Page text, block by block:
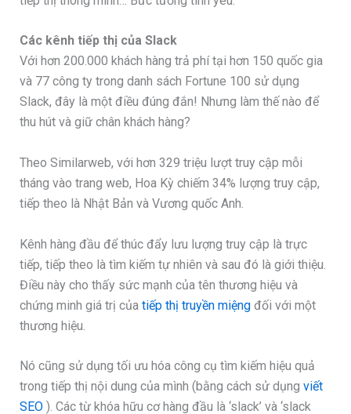
Các kênh tiếp thị của Slack
Với hơn 200.000 khách hàng trả phí tại hơn 150 quốc gia
và 77 công ty trong danh sách Fortune 100 sử dụng
Slack, đây là một điều đúng đắn! Nhưng làm thế nào để
thu hút và giữ chân khách hàng?
Theo Similarweb, với hơn 329 triệu lượt truy cập mỗi
tháng vào trang web, Hoa Kỳ chiếm 34% lượng truy cập,
tiếp theo là Nhật Bản và Vương quốc Anh.
Kênh hàng đầu để thúc đẩy lưu lượng truy cập là trực
tiếp, tiếp theo là tìm kiếm tự nhiên và sau đó là giới thiệu.
Điều này cho thấy sức mạnh của tên thương hiệu và
chứng minh giá trị của tiếp thị truyền miệng đối với một
thương hiệu.
Nó cũng sử dụng tối ưu hóa công cụ tìm kiếm hiệu quả
trong tiếp thị nội dung của mình (bằng cách sử dụng viết
SEO ). Các từ khóa hữu cơ hàng đầu là ‘slack’ và ‘slack